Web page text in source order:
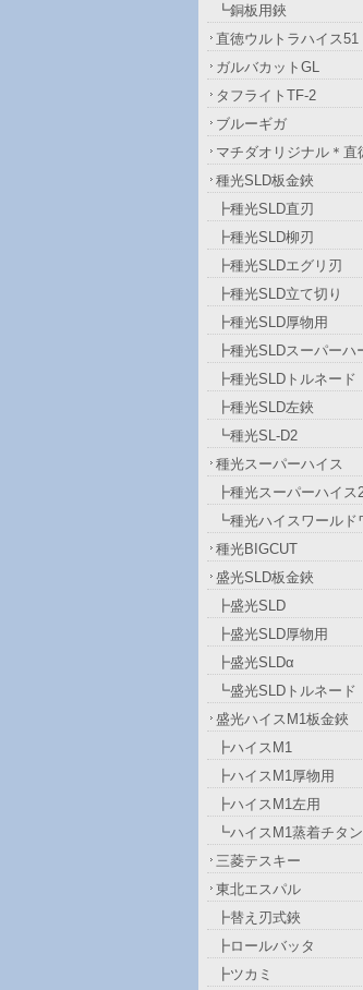
┗銅板用鋏
直徳ウルトラハイス51
ガルバカットGL
タフライトTF-2
ブルーギガ
マチダオリジナル＊直
種光SLD板金鋏
┣種光SLD直刃
┣種光SLD柳刃
┣種光SLDエグリ刃
┣種光SLD立て切り
┣種光SLD厚物用
┣種光SLDスーパーハ
┣種光SLDトルネード
┣種光SLD左鋏
┗種光SL-D2
種光スーパーハイス
┣種光スーパーハイス
┗種光ハイスワールド
種光BIGCUT
盛光SLD板金鋏
┣盛光SLD
┣盛光SLD厚物用
┣盛光SLDα
┗盛光SLDトルネード
盛光ハイスM1板金鋏
┣ハイスM1
┣ハイスM1厚物用
┣ハイスM1左用
┗ハイスM1蒸着チタン
三菱テスキー
東北エスパル
┣替え刃式鋏
┣ロールバッタ
┣ツカミ